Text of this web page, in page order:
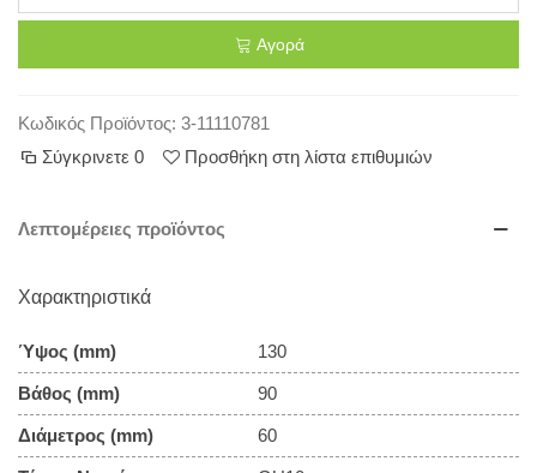
Αγορά
Κωδικός Προϊόντος: 3-11110781
Σύγκρινετε 0 Προσθήκη στη λίστα επιθυμιών
Λεπτομέρειες προϊόντος
Χαρακτηριστικά
Ύψος (mm) 130
Βάθος (mm) 90
Διάμετρος (mm) 60